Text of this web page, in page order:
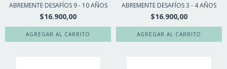
ABREMENTE DESAFÍOS 9 - 10 AÑOS
$16.900,00
ABREMENTE DESAFÍOS 3 - 4 AÑOS
$16.900,00